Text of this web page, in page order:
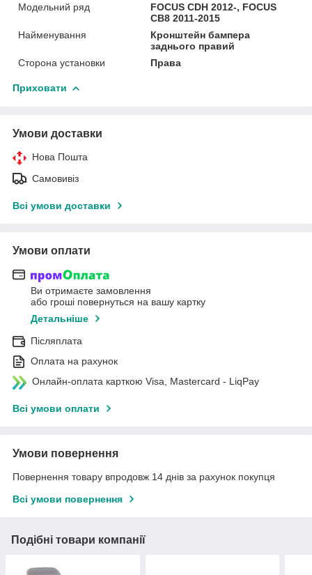
Модельний ряд
FOCUS CDH 2012-, FOCUS
CB8 2011-2015
Найменування
Кронштейн бампера
заднього правий
Сторона установки
Права
Приховати
Умови доставки
Нова Пошта
Самовивіз
Всі умови доставки
Умови оплати
Ви отримаєте замовлення
або гроші повернуться на вашу картку
Детальніше
Післяплата
Оплата на рахунок
Онлайн-оплата карткою Visa, Mastercard - LiqPay
Всі умови оплати
Умови повернення
Повернення товару впродовж 14 днів за рахунок покупця
Всі умови повернення
Подібні товари компанії